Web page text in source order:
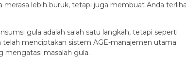
lebih buruk, tetapi juga membuat Anda
gula adalah salah satu langkah, tetapi seperti
telah menciptakan sistem AGE-manajemen utama
mengatasi masalah gula.